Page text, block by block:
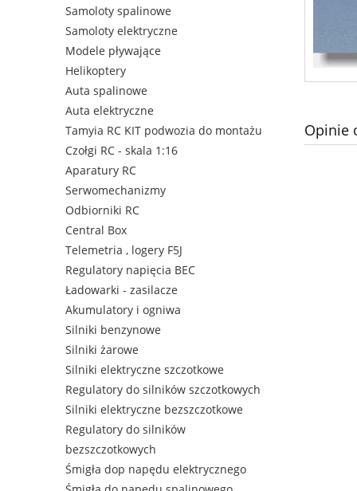
Samoloty spalinowe
Samoloty elektryczne
Modele pływające
Helikoptery
Auta spalinowe
Auta elektryczne
Tamyia RC KIT podwozia do montażu
Czołgi RC - skala 1:16
Aparatury RC
Serwomechanizmy
Odbiorniki RC
Central Box
Telemetria , logery F5J
Regulatory napięcia BEC
Ładowarki - zasilacze
Akumulatory i ogniwa
Silniki benzynowe
Silniki żarowe
Silniki elektryczne szczotkowe
Regulatory do silników szczotkowych
Silniki elektryczne bezszczotkowe
Regulatory do silników
bezszczotkowych
Śmigła dop napędu elektrycznego
Opinie